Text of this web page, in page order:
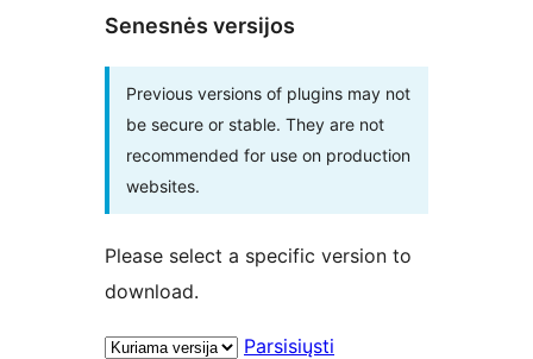
Senesnės versijos
Previous versions of plugins may not
be secure or stable. They are not
recommended for use on production
websites.
Please select a specific version to
download.
Parsisiųsti